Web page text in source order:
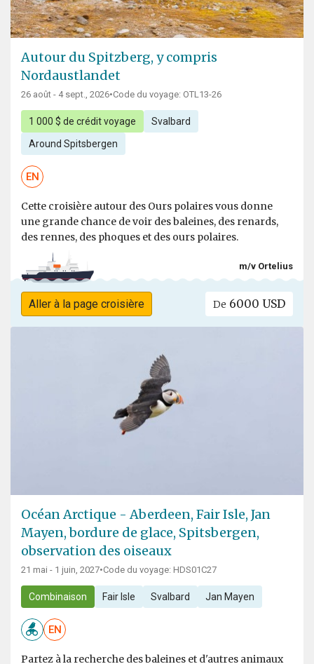
Autour du Spitzberg, y compris
Nordaustlandet
26 août - 4 sept., 2026•Code du voyage: OTL13-26
1 000 $ de crédit voyage Svalbard
Around Spitsbergen
EN
Cette croisière autour des Ours polaires vous donne
une grande chance de voir des baleines, des renards,
des rennes, des phoques et des ours polaires.
m/v Ortelius
Aller à la page croisière De 6000 USD
Océan Arctique - Aberdeen, Fair Isle, Jan
Mayen, bordure de glace, Spitsbergen,
observation des oiseaux
21 mai - 1 juin, 2027•Code du voyage: HDS01C27
Combinaison Fair Isle Svalbard Jan Mayen
EN
Partez à la recherche des baleines et d'autres animaux